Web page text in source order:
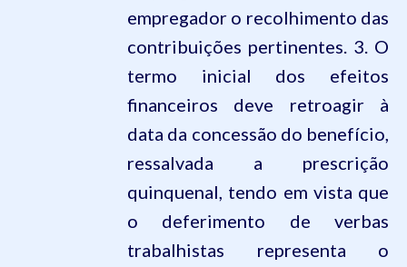
empregador o recolhimento das
contribuições pertinentes. 3. O
termo inicial dos efeitos
financeiros deve retroagir à
data da concessão do benefício,
ressalvada a prescrição
quinquenal, tendo em vista que
o deferimento de verbas
trabalhistas representa o